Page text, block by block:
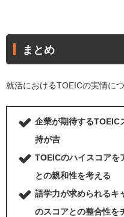
まとめ
就活におけるTOEICの実情に
企業が期待するTOEIC
持が吉
TOEICのハイスコアを
との親和性を考える
語学力が求められるキ
のスコアとの整合性を